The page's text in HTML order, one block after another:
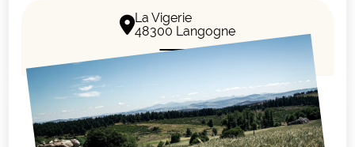
La Vigerie
48300 Langogne